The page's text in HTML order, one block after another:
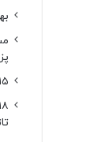
۱۵ کمدی سیاه برتر که این ژانر را تعریف کردند